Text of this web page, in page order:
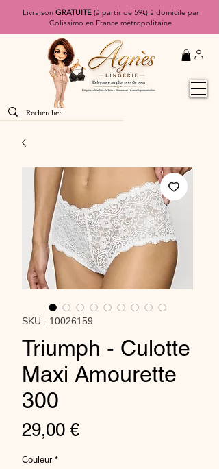
Livraison GRATUITE(à partir de 59€) à domicile par
Colissimo en France métropolitaine
SKU : 10026159
Triumph - Culotte
Maxi Amourette
300
29,00 €Prix
Couleur *